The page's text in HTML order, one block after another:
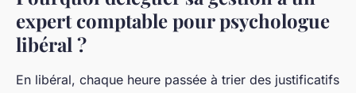
expert comptable pour psychologue
libéral ?
En libéral, chaque heure passée à trier des justificatifs